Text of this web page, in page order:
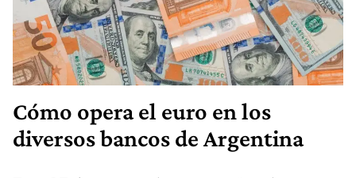
Cómo opera el euro en los
diversos bancos de Argentina